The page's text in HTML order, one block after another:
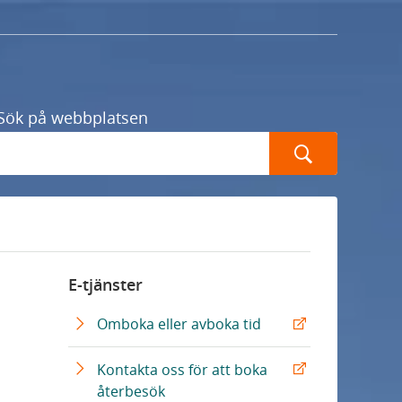
på webbplatsen
E-tjänster
Omboka eller avboka tid
x
t
Kontakta oss för att boka
återbesökE